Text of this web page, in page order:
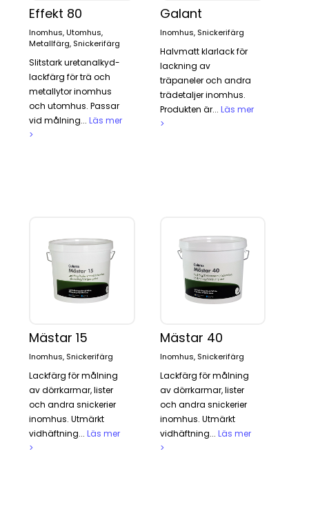
Effekt 80
Inomhus, Utomhus,
Metallfärg, Snickerifärg
Slitstark uretanalkyd-
lackfärg för trä och
metallytor inomhus
och utomhus. Passar
vid målning...Läs mer
>
Galant
Inomhus, Snickerifärg
Halvmatt klarlack för
lackning av
träpaneler och andra
trädetaljer inomhus.
Produkten är... Läs mer
>
Mästar 15
Inomhus, Snickerifärg
Lackfärg för målning
av dörrkarmar, lister
och andra snickerier
inomhus. Utmärkt
vidhäftning...Läs mer
>
Mästar 40
Inomhus, Snickerifärg
Lackfärg för målning
av dörrkarmar, lister
och andra snickerier
inomhus. Utmärkt
vidhäftning... Läs mer
>